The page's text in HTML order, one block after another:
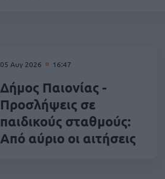
05 Αυγ 2026 16:47
Δήμος Παιονίας -
Προσλήψεις σε
παιδικούς σταθμούς:
Από αύριο οι αιτήσεις